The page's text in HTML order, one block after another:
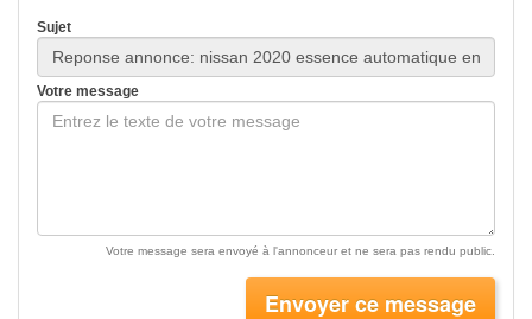
Sujet
Votre message
Votre message sera envoyé à l'annonceur et ne sera pas rendu public.
Envoyer ce message